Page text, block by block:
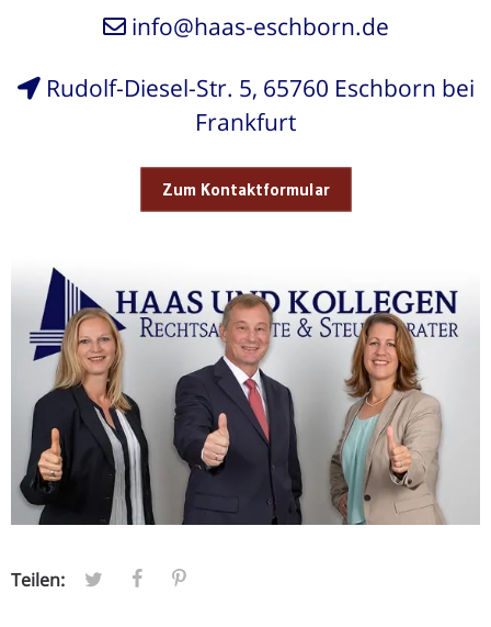
info@haas-eschborn.de
Rudolf-Diesel-Str. 5, 65760 Eschborn bei
Frankfurt
Zum Kontaktformular
Teilen: